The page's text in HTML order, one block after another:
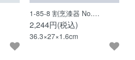
1-85-8 割烹漆器 No.…
2,244円(税込)
36.3×27×1.6cm